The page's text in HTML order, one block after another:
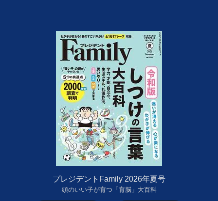
プレジデントFamily 2026年夏号
頭のいい子が育つ「育脳」大百科